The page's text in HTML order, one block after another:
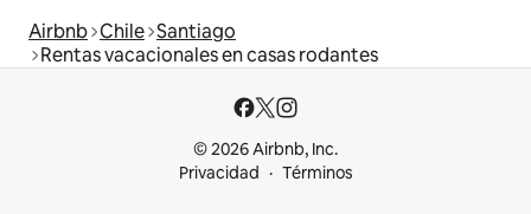
Airbnb Chile Santiago
Rentas vacacionales en casas rodantes
© 2026 Airbnb, Inc.
Privacidad
Términos